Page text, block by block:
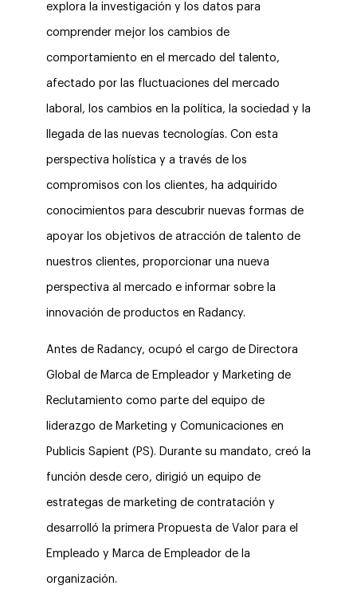
explora la investigación y los datos para
comprender mejor los cambios de
comportamiento en el mercado del talento,
afectado por las fluctuaciones del mercado
laboral, los cambios en la política, la sociedad y la
llegada de las nuevas tecnologías. Con esta
perspectiva holística y a través de los
compromisos con los clientes, ha adquirido
conocimientos para descubrir nuevas formas de
apoyar los objetivos de atracción de talento de
nuestros clientes, proporcionar una nueva
perspectiva al mercado e informar sobre la
innovación de productos en Radancy.
Antes de Radancy, ocupó el cargo de Directora
Global de Marca de Empleador y Marketing de
Reclutamiento como parte del equipo de
liderazgo de Marketing y Comunicaciones en
Publicis Sapient (PS). Durante su mandato, creó la
función desde cero, dirigió un equipo de
estrategas de marketing de contratación y
desarrolló la primera Propuesta de Valor para el
Empleado y Marca de Empleador de la
organización.